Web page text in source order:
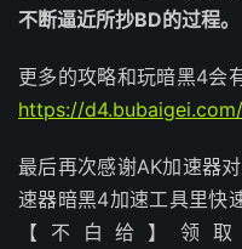
不断逼近所抄BD的过程。
更多的攻略和玩暗黑4会
https://d4.bubaigei.com/
最后再次感谢AK加速器
速器暗黑4加速工具里快
【不白给】领